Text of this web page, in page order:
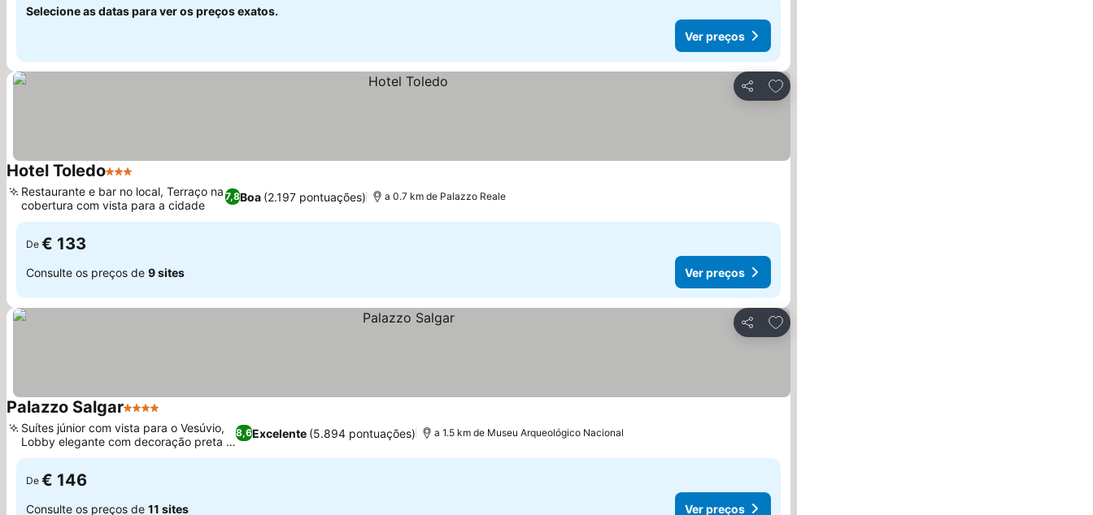
Selecione as datas para ver os preços exatos.
Ver preços
Partilhar
Adicionar aos favoritos
Hotel Toledo3 Estrelas
7,8Boa (2.197 pontuações)
Restaurante e bar no local, Terraço na
cobertura com vista para a cidade
a 0.7 km de Palazzo Reale
De € 133
Consulte os preços de 9 sites Ver preços
Partilhar
Adicionar aos favoritos
Palazzo Salgar4 Estrelas
8,6Excelente (5.894 pontuações)
Suítes júnior com vista para o Vesúvio,
Lobby elegante com decoração preta e
dourada
a 1.5 km de Museu Arqueológico Nacional
De € 146
Consulte os preços de 11 sites Ver preços